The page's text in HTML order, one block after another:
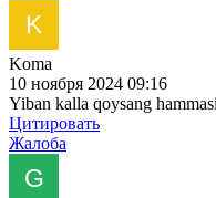
Koma
10 ноября 2024 09:16
Yiban kalla qoysang
Цитировать
Жалоба